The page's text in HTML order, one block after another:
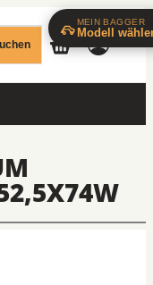
MEIN BAGGER
Modell